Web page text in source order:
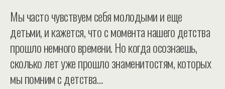
Мы часто чувствуем себя молодыми и еще
детьми, и кажется, что с момента нашего детства
прошло немного времени. Но когда осознаешь,
сколько лет уже прошло знаменитостям, которых
мы помним с детства…